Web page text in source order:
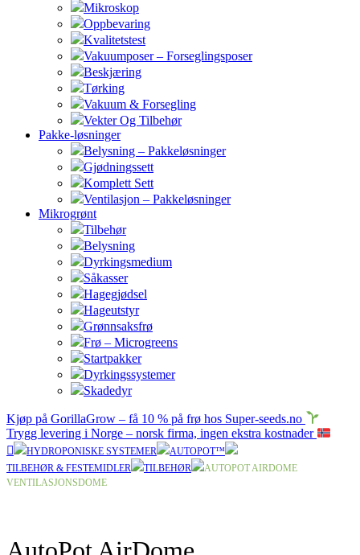
Mikroskop
Oppbevaring
Kvalitetstest
Vakuumposer – Forseglingsposer
Beskjæring
Tørking
Vakuum & Forsegling
Vekter Og Tilbehør
Pakke-løsninger
Belysning – Pakkeløsninger
Gjødningssett
Komplett Sett
Ventilasjon – Pakkeløsninger
Mikrogrønt
Tilbehør
Belysning
Dyrkingsmedium
Såkasser
Hagegjødsel
Hageutstyr
Grønnsaksfrø
Frø – Microgreens
Startpakker
Dyrkingssystemer
Skadedyr
Kjøp på GorillaGrow – få 10 % på frø hos Super-seeds.no
Trygg levering i Norge – norsk firma, ingen ekstra kostnader
HYDROPONISKE SYSTEMER
AUTOPOT™
TILBEHØR & FESTEMIDLER
TILBEHØR
AUTOPOT AIRDOME
VENTILASJONSDOME